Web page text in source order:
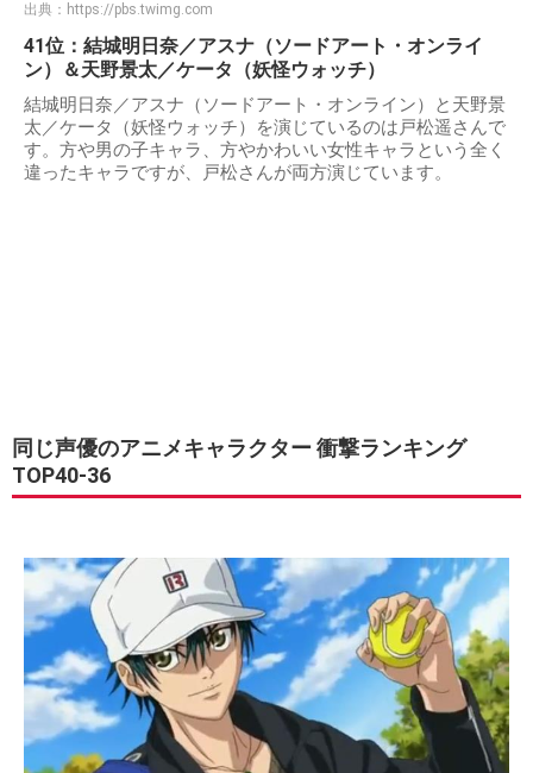
出典： https://pbs.twimg.com
41位：結城明日奈／アスナ（ソードアート・オンライ
ン）＆天野景太／ケータ（妖怪ウォッチ）
結城明日奈／アスナ（ソードアート・オンライン）と天野景
太／ケータ（妖怪ウォッチ）を演じているのは戸松遥さんで
す。方や男の子キャラ、方やかわいい女性キャラという全く
違ったキャラですが、戸松さんが両方演じています。
同じ声優のアニメキャラクター 衝撃ランキング
TOP40-36